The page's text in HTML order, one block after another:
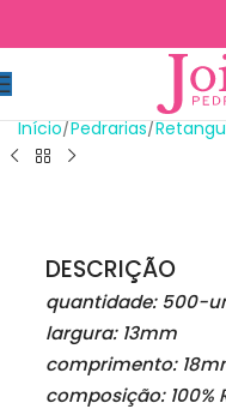
Início Pedrarias
DESCRIÇÃO
quantidade: 500-
largura: 13mm
comprimento:
composição: 100%